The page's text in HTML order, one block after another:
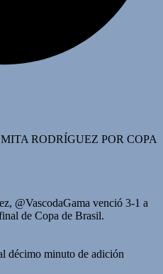
RODRÍGUEZ POR COPA
@VascodaGama venció 3-1 a
de Copa de Brasil.
décimo minuto de adición